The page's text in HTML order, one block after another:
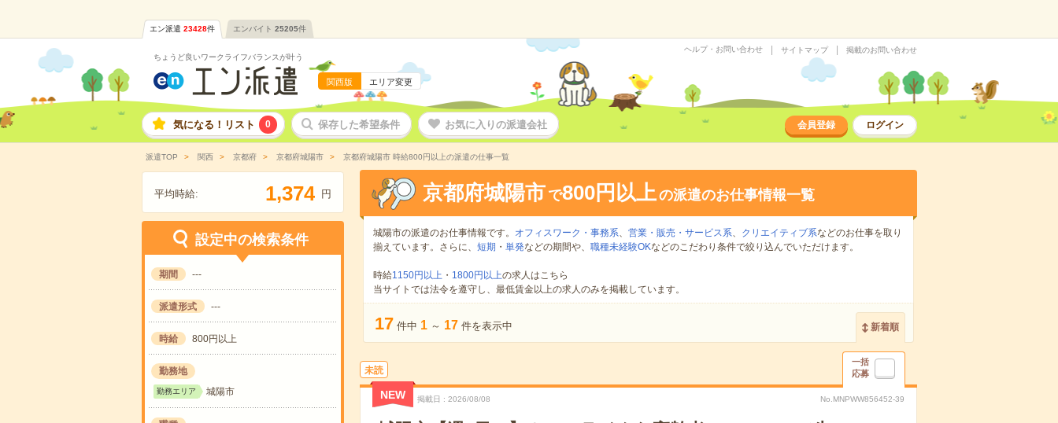
エン派遣 23428件 エンバイト 25205件
ちょうど良いワークライフバランスが叶う
関西版 エリア変更
ヘルプ・お問い合わせ サイトマップ 掲載のお問い合わせ
気になる！リスト 0 保存した希望条件 お気に入りの派遣会社 会員登録 ログイン
派遣TOP 関西 京都府 京都府城陽市 京都府城陽市 時給800円以上の派遣の仕事一覧
平均時給: 1,374 円
設定中の検索条件
期間 ---
派遣形式 ---
時給 800円以上
勤務地
勤務エリア 城陽市
京都府城陽市 で800円以上の派遣のお仕事情報一覧
城陽市の派遣のお仕事情報です。 オフィスワーク・事務系、 営業・販売・サービス系、 クリエイティブ系などのお仕事を取り
揃えています。さらに、 短期 ・ 単発などの期間や、 職種未経験OKなどのこだわり条件で絞り込んでいただけます。
時給1150円以上・ 1800円以上の求人はこちら
当サイトでは法令を遵守し、最低賃金以上の求人のみを掲載しています。
17 件中 1 ～ 17 件を表示中 新着順
未読
一括
応募
NEW 掲載日 2026/08/08 No.MNPWW856452-39